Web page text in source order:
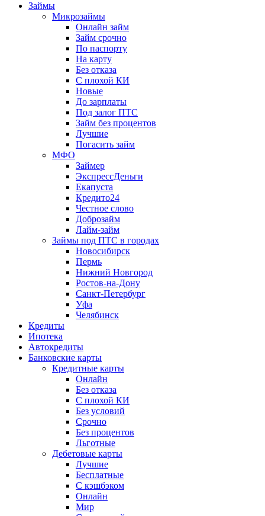
Займы
Микрозаймы
Онлайн займ
Займ срочно
По паспорту
На карту
Без отказа
С плохой КИ
Новые
До зарплаты
Под залог ПТС
Займ без процентов
Лучшие
Погасить займ
МФО
Займер
ЭкспрессДеньги
Екапуста
Кредито24
Честное слово
Доброзайм
Лайм-займ
Займы под ПТС в городах
Новосибирск
Пермь
Нижний Новгород
Ростов-на-Дону
Санкт-Петербург
Уфа
Челябинск
Кредиты
Ипотека
Автокредиты
Банковские карты
Кредитные карты
Онлайн
Без отказа
С плохой КИ
Без условий
Срочно
Без процентов
Льготные
Дебетовые карты
Лучшие
Бесплатные
С кэшбэком
Онлайн
Мир